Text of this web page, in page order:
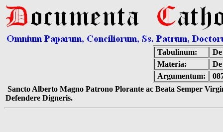
Tabulinum:
Materia:
Argumentum:
Sancto Alberto Magno Patrono Plorante ac Beata Semper
Defendere Digneris.